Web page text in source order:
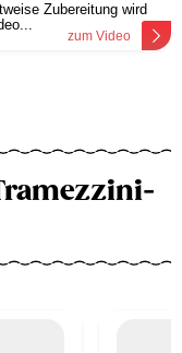
Zubereitung wird
zum Video